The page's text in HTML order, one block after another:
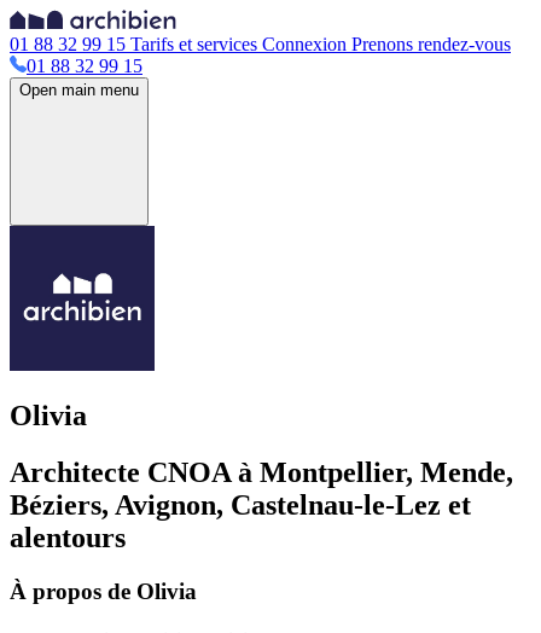
01 88 32 99 15 Tarifs et services Connexion Prenons rendez-vous
01 88 32 99 15
Open main menu
Olivia
Architecte CNOA à Montpellier, Mende,
Béziers, Avignon, Castelnau-le-Lez et
alentours
À propos de Olivia